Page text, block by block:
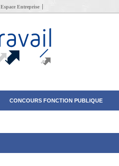
Espace Entreprise
CONCOURS FONCTION PUBLIQUE